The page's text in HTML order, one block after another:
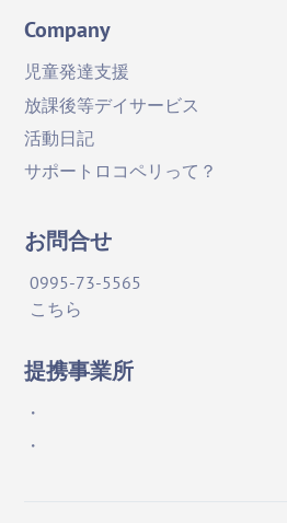
Company
児童発達支援
放課後等デイサービス
活動日記
サポートロコペリって？
お問合せ
0995-73-5565
こちら
提携事業所
・
・